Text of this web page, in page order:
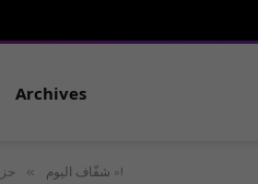
Archives
شفّاف اليوم » حزب الله ما خَصّو!: تسريبة عن قتَلة جو بجاني بعد تسريبة قتل أبو رجيلي « لأسباب شخصية »!